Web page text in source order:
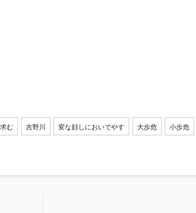
む 吉野川 変な顔しにおいでやす 大歩危 小歩危